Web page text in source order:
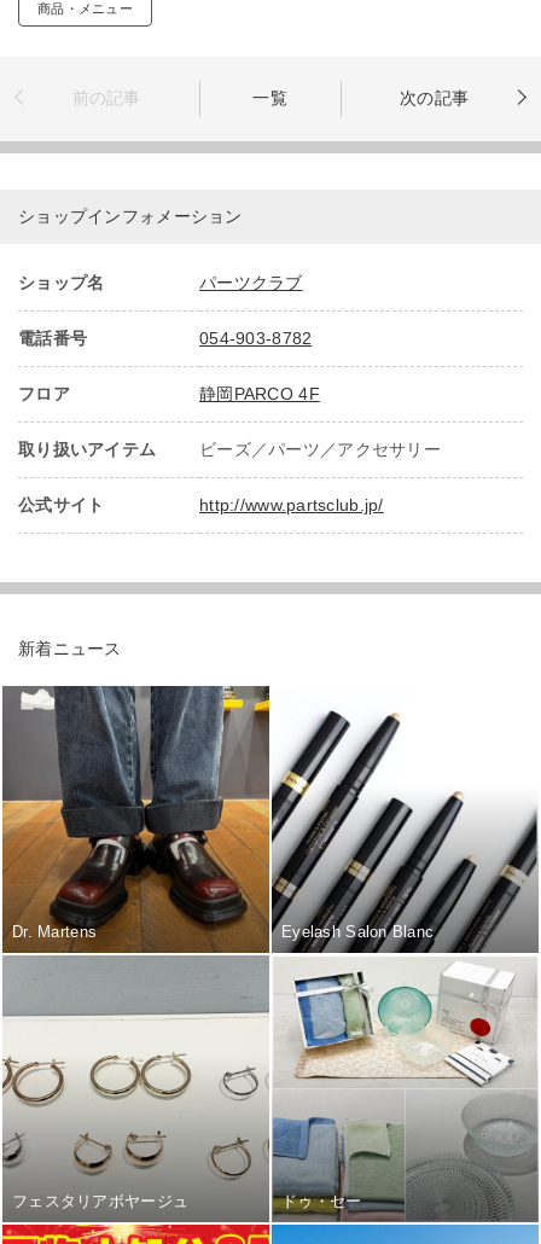
商品・メニュー
前の記事 一覧 次の記事
ショップインフォメーション
ショップ名 パーツクラブ
電話番号 054-903-8782
フロア 静岡PARCO 4F
取り扱いアイテム ビーズ／パーツ／アクセサリー
公式サイト http://www.partsclub.jp/
新着ニュース
Dr. Martens Eyelash Salon Blanc
フェスタリアボヤージュ ドゥ・セー